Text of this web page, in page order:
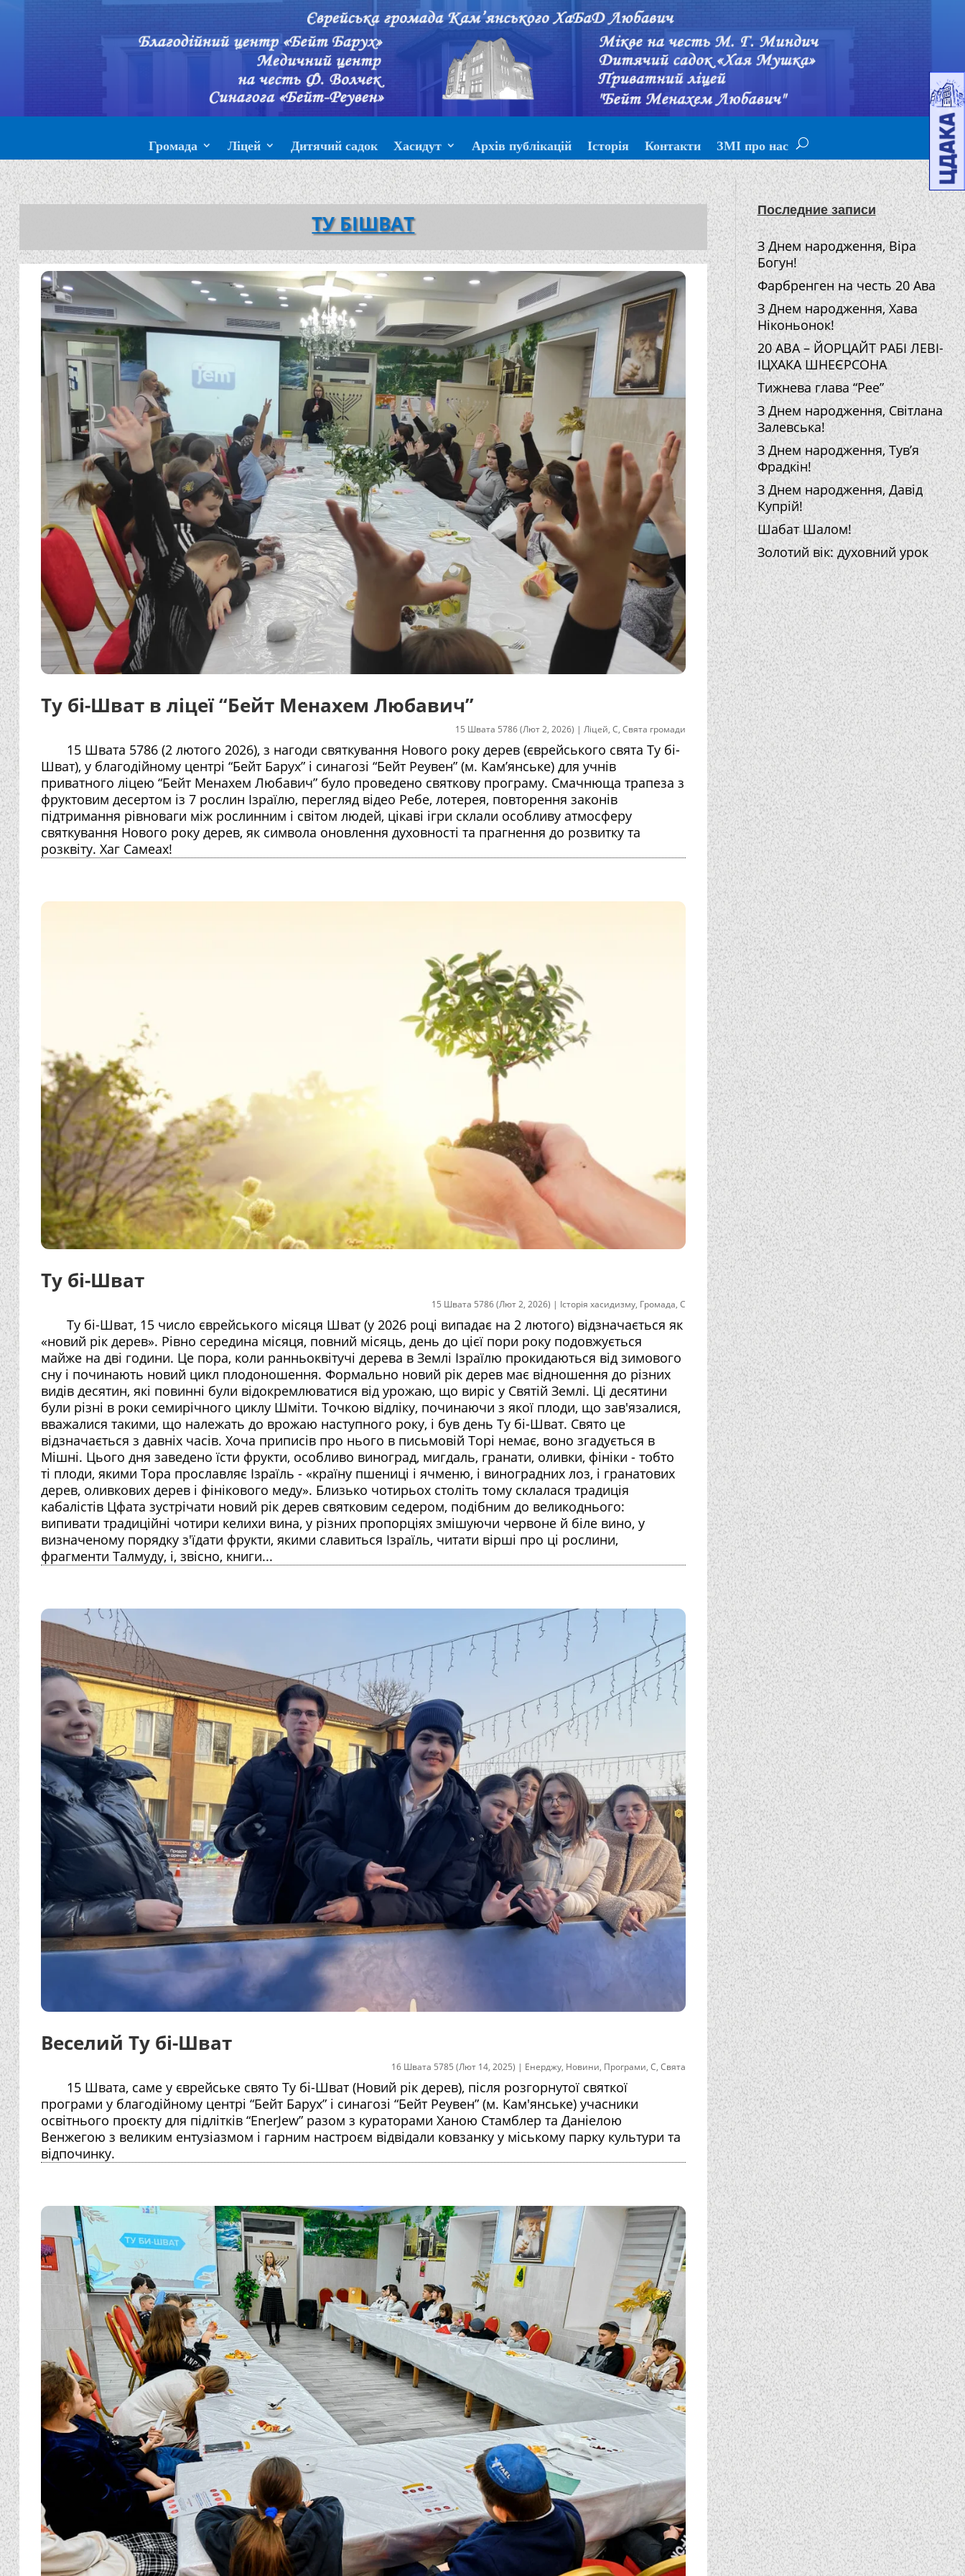
Громада Ліцей Дитячий садок Хасидут Архів публікацій Історія Контакти ЗМІ про нас
ТУ БІШВАТ
Ту бі-Шват в ліцеї “Бейт Менахем Любавич”
15 Швата 5786 (Лют 2, 2026) | Ліцей, С, Свята громади
15 Швата 5786 (2 лютого 2026), з нагоди святкування Нового року дерев (єврейського свята Ту бі-
Шват), у благодійному центрі “Бейт Барух” і синагозі “Бейт Реувен” (м. Кам’янське) для учнів
приватного ліцею “Бейт Менахем Любавич” було проведено святкову програму. Смачнюща трапеза з
фруктовим десертом із 7 рослин Ізраїлю, перегляд відео Ребе, лотерея, повторення законів
підтримання рівноваги між рослинним і світом людей, цікаві ігри склали особливу атмосферу
святкування Нового року дерев, як символа оновлення духовності та прагнення до розвитку та
розквіту. Хаг Самеах!
Ту бі-Шват
15 Швата 5786 (Лют 2, 2026) | Історія хасидизму, Громада, С
Ту бі-Шват, 15 число єврейського місяця Шват (у 2026 році випадає на 2 лютого) відзначається як
«новий рік дерев». Рівно середина місяця, повний місяць, день до цієї пори року подовжується
майже на дві години. Це пора, коли ранньоквітучі дерева в Землі Ізраїлю прокидаються від зимового
сну і починають новий цикл плодоношення. Формально новий рік дерев має відношення до різних
видів десятин, які повинні були відокремлюватися від урожаю, що виріс у Святій Землі. Ці десятини
були різні в роки семирічного циклу Шміти. Точкою відліку, починаючи з якої плоди, що зав'язалися,
вважалися такими, що належать до врожаю наступного року, і був день Ту бі-Шват. Свято це
відзначається з давніх часів. Хоча приписів про нього в письмовій Торі немає, воно згадується в
Мішні. Цього дня заведено їсти фрукти, особливо виноград, мигдаль, гранати, оливки, фініки - тобто
ті плоди, якими Тора прославляє Ізраїль - «країну пшениці і ячменю, і виноградних лоз, і гранатових
дерев, оливкових дерев і фінікового меду». Близько чотирьох століть тому склалася традиція
кабалістів Цфата зустрічати новий рік дерев святковим седером, подібним до великоднього:
випивати традиційні чотири келихи вина, у різних пропорціях змішуючи червоне й біле вино, у
визначеному порядку з'їдати фрукти, якими славиться Ізраїль, читати вірші про ці рослини,
фрагменти Талмуду, і, звісно, книги...
Веселий Ту бі-Шват
16 Швата 5785 (Лют 14, 2025) | Енерджу, Новини, Програми, С, Свята
15 Швата, саме у єврейське свято Ту бі-Шват (Новий рік дерев), після розгорнутої святкої
програми у благодійному центрі “Бейт Барух” і синагозі “Бейт Реувен” (м. Кам'янське) учасники
освітнього проєкту для підлітків “EnerJew” разом з кураторами Ханою Стамблер та Даніелою
Венжегою з великим ентузіазмом і гарним настроєм відвідали ковзанку у міському парку культури та
відпочинку.
Последние записи
З Днем народження, Віра
Богун!
Фарбренген на честь 20 Ава
З Днем народження, Хава
Ніконьонок!
20 АВА – ЙОРЦАЙТ РАБІ ЛЕВІ-
ІЦХАКА ШНЕЄРСОНА
Тижнева глава “Рее”
З Днем народження, Світлана
Залевська!
З Днем народження, Тув’я
Фрадкін!
З Днем народження, Давід
Купрій!
Шабат Шалом!
Золотий вік: духовний урок